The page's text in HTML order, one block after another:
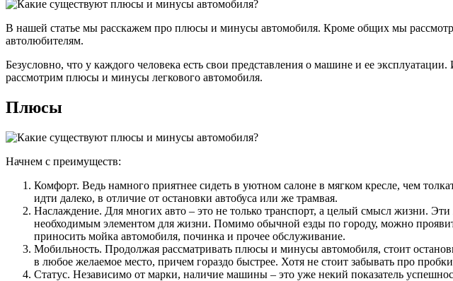
В нашей статье мы расскажем про плюсы и минусы автомобиля. Кроме общих мы
автолюбителям.
Безусловно, что у каждого человека есть свои представления о машине и ее
рассмотрим плюсы и минусы легкового автомобиля.
Плюсы
Начнем с преимуществ:
Комфорт. Ведь намного приятнее сидеть в уютном салоне в мягком кресле, чем
идти далеко, в отличие от остановки автобуса или же трамвая.
Наслаждение. Для многих авто – это не только транспорт, а целый смысл жизни.
необходимым элементом для жизни. Помимо обычной езды по городу, можно
приносить мойка автомобиля, починка и прочее обслуживание.
Мобильность. Продолжая рассматривать плюсы и минусы автомобиля, стоит
в любое желаемое место, причем гораздо быстрее. Хотя не стоит забывать про
Статус. Независимо от марки, наличие машины – это уже некий показатель